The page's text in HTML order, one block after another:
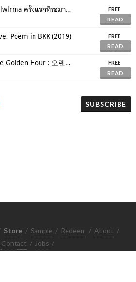
รีวิว คอนเสิร์ตไอยู Dlwlrma ครั้งแรกที่รอมา10ปี (2018)
FREE
READ
Poem in BKK (2019)
FREE
READ
รีวิว IU Concert 'The Golden Hour : 오렌지 태양 아래’ (2022)
FREE
READ
SUBSCRIBE
Store / Sample / Redeem / About /
Contact / Jobs /